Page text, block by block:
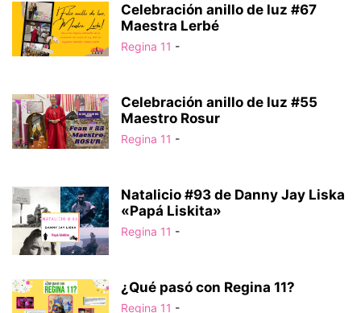
Celebración anillo de luz #67
Maestra Lerbé
Regina 11 -
Celebración anillo de luz #55
Maestro Rosur
Regina 11 -
Natalicio #93 de Danny Jay Liska
«Papá Liskita»
Regina 11 -
¿Qué pasó con Regina 11?
Regina 11 -